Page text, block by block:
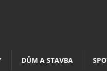
DŮM A STAVBA